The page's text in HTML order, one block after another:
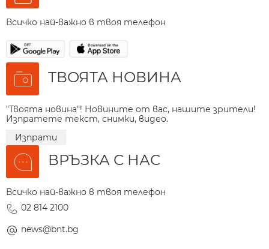
Всичко най-важно в твоя телефон
ТВОЯТА НОВИНА
"Твоята новина"! Новините от вас, нашите зрители!
Изпратете текст, снимки, видео.
Изпрати
ВРЪЗКА С НАС
Всичко най-важно в твоя телефон
02 814 2100
news@bnt.bg